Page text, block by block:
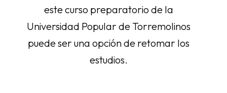
este curso preparatorio de la
Universidad Popular de Torremolinos
puede ser una opción de retomar los
estudios.